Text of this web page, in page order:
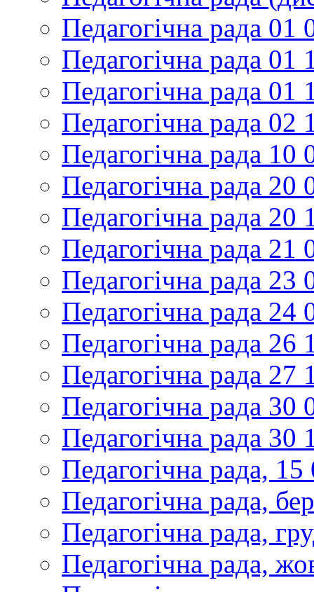
Педагогічна рада 01
Педагогічна рада 01
Педагогічна рада 01
Педагогічна рада 02
Педагогічна рада 10
Педагогічна рада 20
Педагогічна рада 20
Педагогічна рада 21
Педагогічна рада 23
Педагогічна рада 24
Педагогічна рада 26
Педагогічна рада 27
Педагогічна рада 30
Педагогічна рада 30
Педагогічна рада,
Педагогічна рада,
Педагогічна рада,
Педагогічна рада,